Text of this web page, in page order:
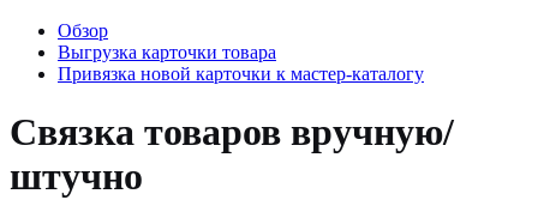
Обзор
Выгрузка карточки товара
Привязка новой карточки к мастер-каталогу
Связка товаров вручную/
штучно